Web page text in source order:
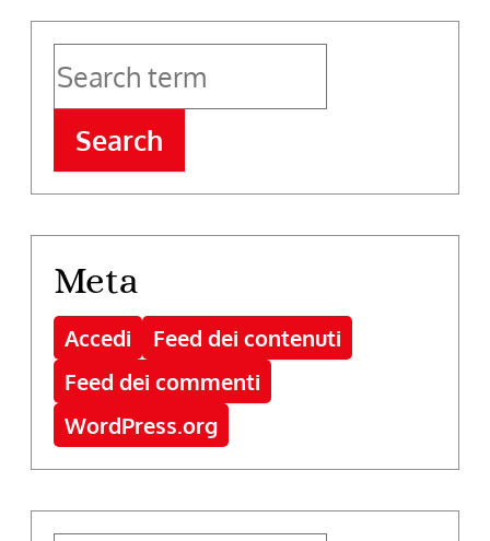
Search
Meta
Accedi
Feed dei contenuti
Feed dei commenti
WordPress.org